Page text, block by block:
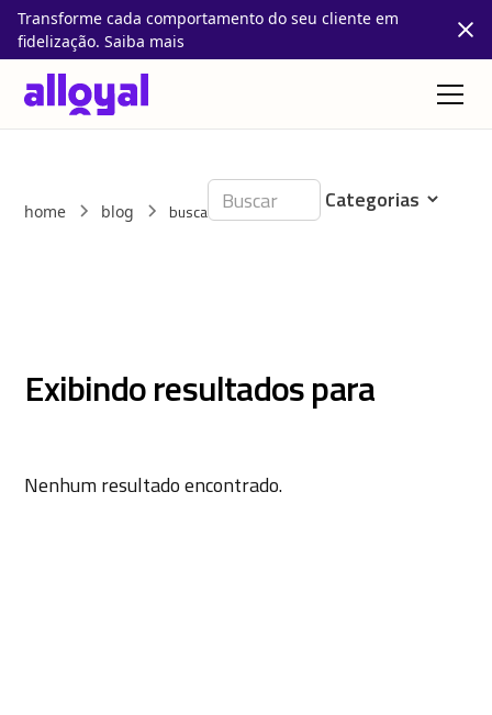
Transforme cada comportamento do seu cliente em
fidelização. Saiba mais
home blog busca
Exibindo resultados para
Nenhum resultado encontrado.